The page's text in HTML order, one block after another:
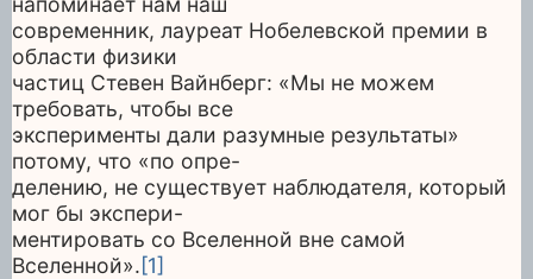
современник, лауреат Нобелевской премии в
области физики
частиц Стевен Вайнберг: «Мы не можем
требовать, чтобы все
эксперименты дали разумные результаты»
потому, что «по опре-
делению, не существует наблюдателя, который
мог бы экспери-
ментировать со Вселенной вне самой
Вселенной».[1]